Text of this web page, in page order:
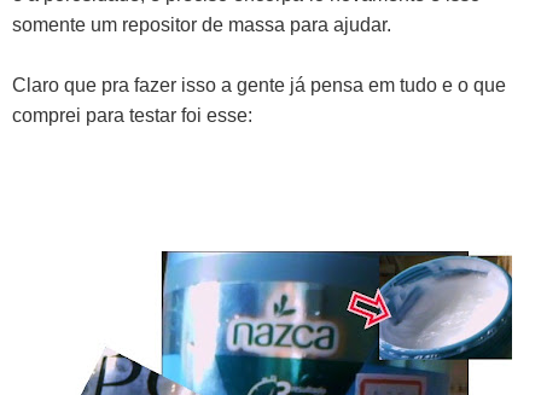
somente um repositor de massa para ajudar.
Claro que pra fazer isso a gente já pensa em tudo e o que
comprei para testar foi esse: